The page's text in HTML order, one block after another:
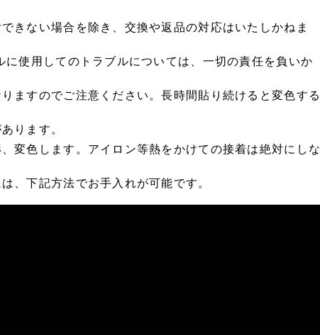
きない場合を除き、交換や返品の対応はいたしかねま
使用してのトラブルについては、一切の責任を負いか
ますのでご注意ください。長時間貼り続けると変色する
ります。
変色します。アイロン等熱をかけての接着は絶対にしな
、下記方法でお手入れが可能です。